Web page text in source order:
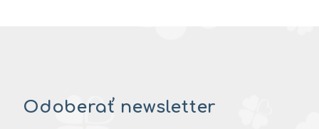
Odoberať newsletter